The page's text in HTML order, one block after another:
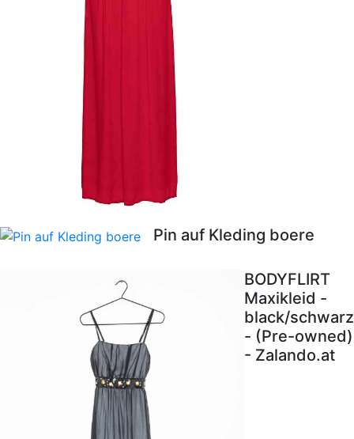
Pin auf Kleding boere
BODYFLIRT
Maxikleid -
black/schwarz
- (Pre-owned)
- Zalando.at